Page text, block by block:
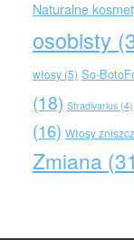
Naturalne
osobisty
włosy(5) So-
(18) Stradivarius(4)
(16) Włosy
Zmiana